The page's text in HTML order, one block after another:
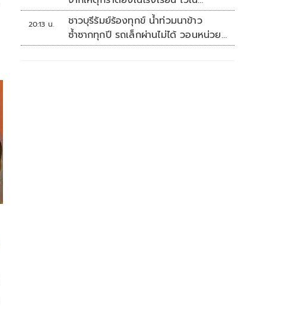
พระบรมราชานุเคราะห์
20:13 น.
ชาวบุรีรัมย์ร้องทุกข์ น้ำท่วมนาข้าว
ซ้ำซากทุกปี รถเล็กผ่านไม่ได้ วอนหน่วย
งานเร่งแก้ไข